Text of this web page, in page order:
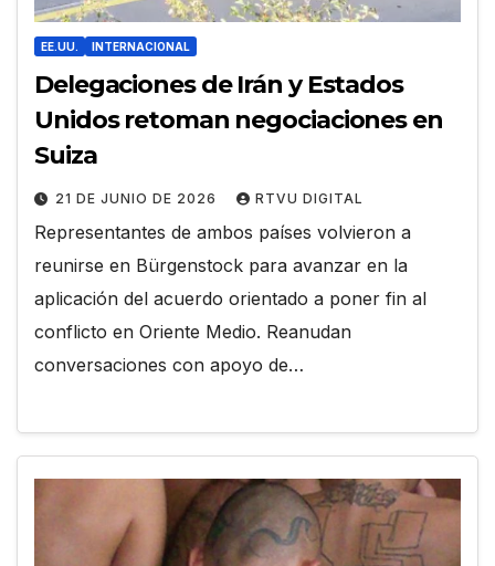
EE.UU. INTERNACIONAL
Delegaciones de Irán y Estados
Unidos retoman negociaciones en
Suiza
21 DE JUNIO DE 2026 RTVU DIGITAL
Representantes de ambos países volvieron a
reunirse en Bürgenstock para avanzar en la
aplicación del acuerdo orientado a poner fin al
conflicto en Oriente Medio. Reanudan
conversaciones con apoyo de…